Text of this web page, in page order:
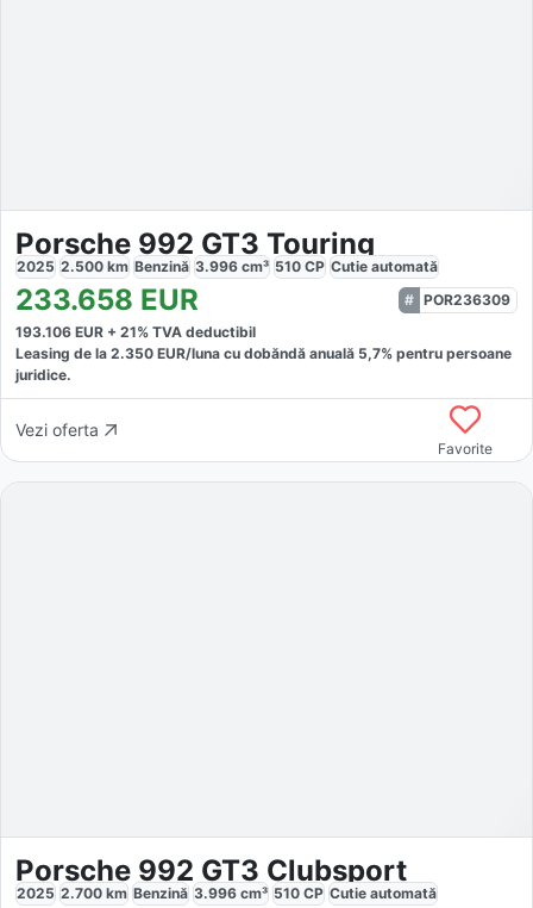
Porsche 992 GT3 Touring
2025 2.500 km Benzină 3.996 cm³ 510 CP Cutie automată
233.658 EUR
POR236309
193.106 EUR + 21% TVA deductibil
Leasing de la 2.350 EUR/luna cu dobăndă anuală 5,7% pentru persoane
juridice.
Vezi oferta
Favorite
Porsche 992 GT3 Clubsport
2025 2.700 km Benzină 3.996 cm³ 510 CP Cutie automată